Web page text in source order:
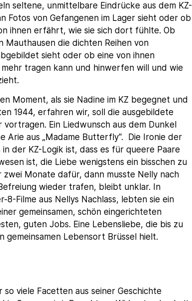
seltene, unmittelbare Eindrücke aus dem KZ-
Fotos von Gefangenen im Lager sieht oder ob
ihnen erfährt, wie sie sich dort fühlte. Ob
Mauthausen die dichten Reihen von
sieht oder ob eine von ihnen
tragen kann und hinwerfen will und wie
Moment, als sie Nadine im KZ begegnet und
1944, erfahren wir, soll die ausgebildete
Ein Liedwunsch aus dem Dunkel
Arie aus „Madame Butterfly“. Die Ironie der
der KZ-Logik ist, dass es für queere Paare
ist, die Liebe wenigstens ein bisschen zu
Monate dafür, dann musste Nelly nach
wieder trafen, bleibt unklar. In
8-Filme aus Nellys Nachlass, lebten sie ein
gemeinsamen, schön eingerichteten
guten Jobs. Eine Lebensliebe, die bis zu
gemeinsamen Lebensort Brüssel hielt.
so viele Facetten aus seiner Geschichte